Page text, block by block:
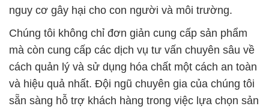
nguy cơ gây hại cho con người và môi trường.
Chúng tôi không chỉ đơn giản cung cấp sản phẩm
mà còn cung cấp các dịch vụ tư vấn chuyên sâu về
cách quản lý và sử dụng hóa chất một cách an toàn
và hiệu quả nhất. Đội ngũ chuyên gia của chúng tôi
sẵn sàng hỗ trợ khách hàng trong việc lựa chọn sản